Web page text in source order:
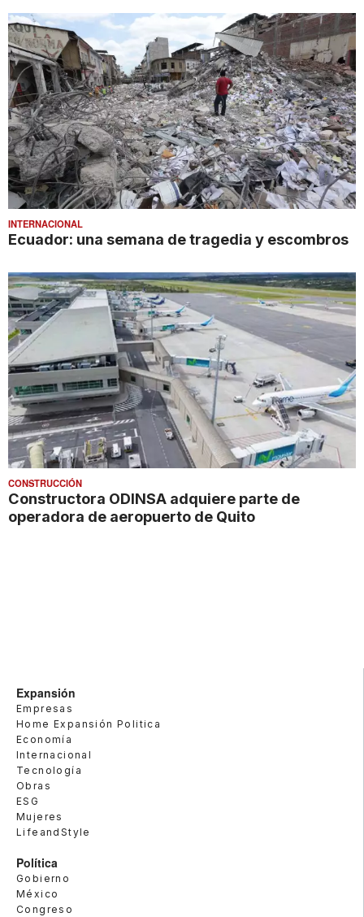
INTERNACIONAL
Ecuador: una semana de tragedia y escombros
CONSTRUCCIÓN
Constructora ODINSA adquiere parte de
operadora de aeropuerto de Quito
Expansión
Empresas
Home Expansión Politica
Economía
Internacional
Tecnología
Obras
ESG
Mujeres
LifeandStyle
Política
Gobierno
México
Congreso